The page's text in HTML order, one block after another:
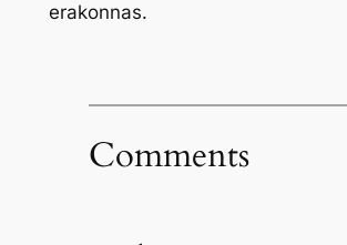
erakonnas.
Comments